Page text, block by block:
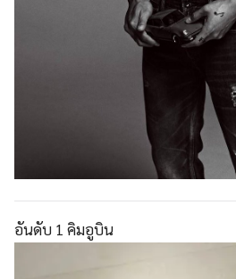
อันดับ 1 คิมอูบิน